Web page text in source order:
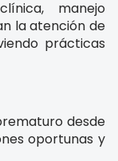
manejo
la atención de
prácticas
desde
oportunas y